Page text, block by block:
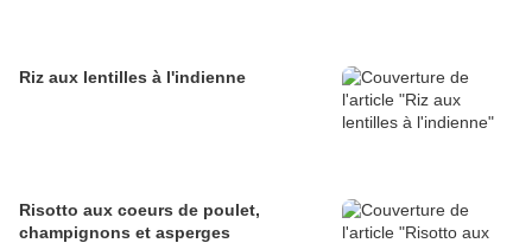
Riz aux lentilles à l'indienne
Risotto aux coeurs de poulet,
champignons et asperges